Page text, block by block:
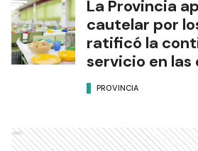
La Provincia
cautelar por
ratificó la
servicio en las
PROVINCIA
Ads